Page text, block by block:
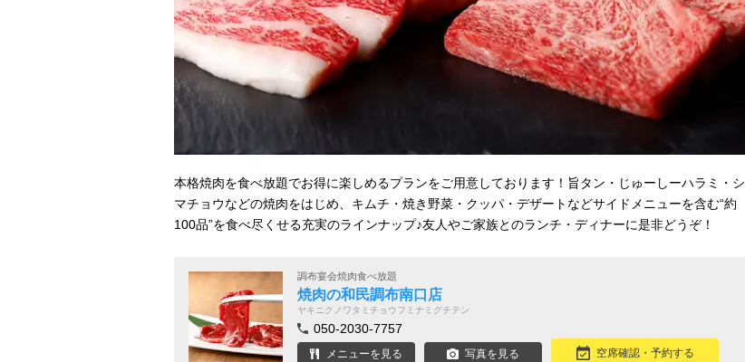
本格焼肉を食べ放題でお得に楽しめるプランをご用意しております！旨タン・じゅーしーハラミ・シ
マチョウなどの焼肉をはじめ、キムチ・焼き野菜・クッパ・デザートなどサイドメニューを含む“約
100品”を食べ尽くせる充実のラインナップ♪友人やご家族とのランチ・ディナーに是非どうぞ！
調布宴会焼肉食べ放題
焼肉の和民調布南口店
ヤキニクノワタミチョウフミナミグチテン
050-2030-7757
メニューを見る 写真を見る 空席確認・予約する